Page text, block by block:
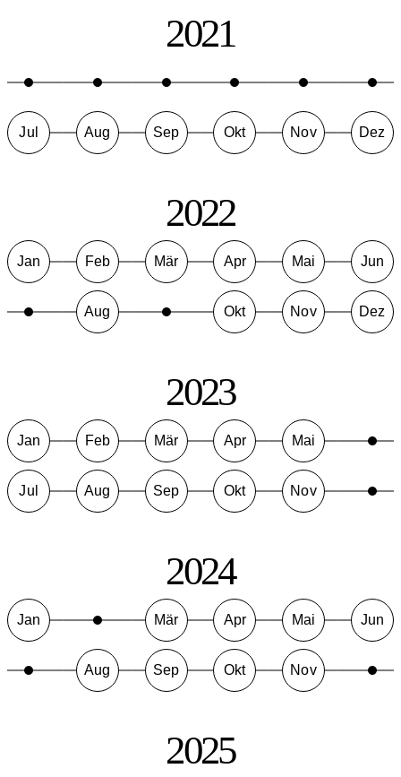
2021
Jul Aug Sep Okt Nov Dez
2022
Jan Feb Mär Apr Mai Jun
Aug Okt Nov Dez
2023
Jan Feb Mär Apr Mai
Jul Aug Sep Okt Nov
2024
Jan Mär Apr Mai Jun
Aug Sep Okt Nov
2025